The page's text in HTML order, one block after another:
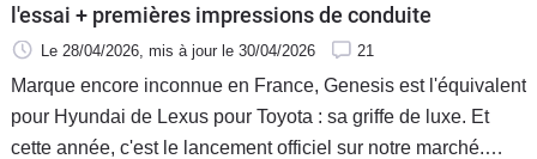
l'essai + premières impressions de conduite
Le 28/04/2026 , mis à jour le 30/04/2026 21
Marque encore inconnue en France, Genesis est l'équivalent
pour Hyundai de Lexus pour Toyota : sa griffe de luxe. Et
cette année, c'est le lancement officiel sur notre marché.